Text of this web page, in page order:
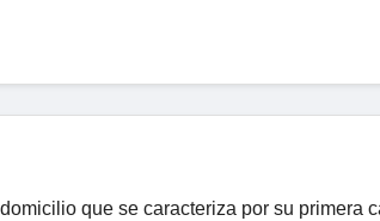
que se caracteriza por su primera